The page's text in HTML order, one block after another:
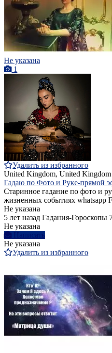
Не указана
1
Удалить из избранного
United Kingdom, United Kingdom
Гадаю по Фото и Руке-прямой
Старинное гадание по фото и
жизненных событиях whatsapp
Не указана
5 лет назад Гадания-Гороскопы
Не указана
Написать
Не указана
Удалить из избранного